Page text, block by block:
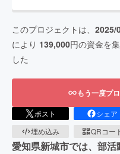
このプロジェクトは、 2025/
により 139,000円の資金を集
した
もう一度プ
ポスト シェア
埋め込み
QRコー
愛知県新城市では、部活